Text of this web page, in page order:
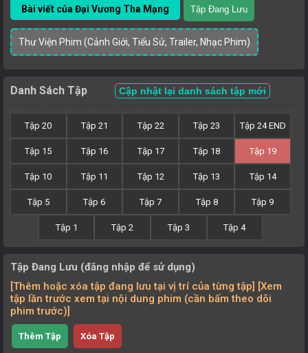
Bài viết của Đại Vương Tha Mạng Tập Đang Lưu
Thư Viện Phim (Cảnh Giới, Tiểu Sử, Trailer, Nhạc Phim)
Danh Sách Tập Cập nhật lại danh sách tập mới
Tập 24 END
Tập 23
Tập 22
Tập 21
Tập 20
Tập 19
Tập 18
Tập 17
Tập 16
Tập 15
Tập 14
Tập 13
Tập 12
Tập 11
Tập 10
Tập 9
Tập 8
Tập 7
Tập 6
Tập 5
Tập 4
Tập 3
Tập 2
Tập 1
Tập Đang Lưu (đăng nhập để sử dụng)
[Thêm hoặc xóa tập đang lưu tại vị trí của từng tập] [Xem
tập lần trước xem tại nội dung phim (cần bấm theo dõi
phim trước)]
Thêm Tập Xóa Tập